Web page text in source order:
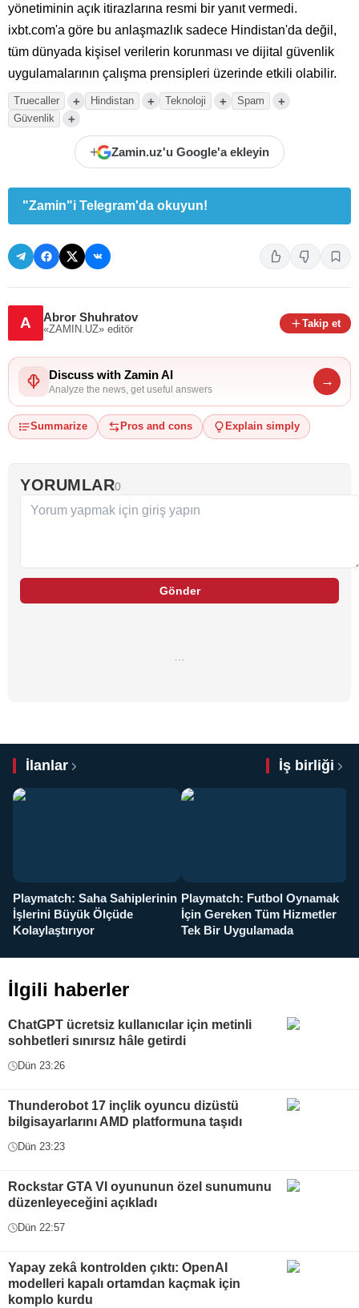
yönetiminin açık itirazlarına resmi bir yanıt vermedi.
ixbt.com'a göre bu anlaşmazlık sadece Hindistan'da değil,
tüm dünyada kişisel verilerin korunması ve dijital güvenlik
uygulamalarının çalışma prensipleri üzerinde etkili olabilir.
Truecaller + Hindistan + Teknoloji + Spam +
Güvenlik +
+ Zamin.uz'u Google'a ekleyin
"Zamin"i Telegram'da okuyun!
A Abror Shuhratov
«ZAMIN.UZ» editör
Takip et
Discuss with Zamin AI
Analyze the news, get useful answers
→
Summarize Pros and cons Explain simply
YORUMLAR0
Gönder
…
İlanlar İş birliği
Playmatch: Saha Sahiplerinin
İşlerini Büyük Ölçüde
Kolaylaştırıyor
Playmatch: Futbol Oynamak
İçin Gereken Tüm Hizmetler
Tek Bir Uygulamada
İlgili haberler
ChatGPT ücretsiz kullanıcılar için metinli
sohbetleri sınırsız hâle getirdi
Dün 23:26
Thunderobot 17 inçlik oyuncu dizüstü
bilgisayarlarını AMD platformuna taşıdı
Dün 23:23
Rockstar GTA VI oyununun özel sunumunu
düzenleyeceğini açıkladı
Dün 22:57
Yapay zekâ kontrolden çıktı: OpenAI
modelleri kapalı ortamdan kaçmak için
komplo kurdu